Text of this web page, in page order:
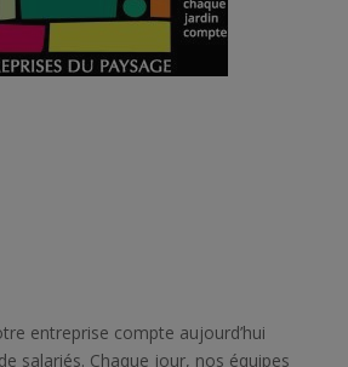
salariés. Chaque jour, nos équipes